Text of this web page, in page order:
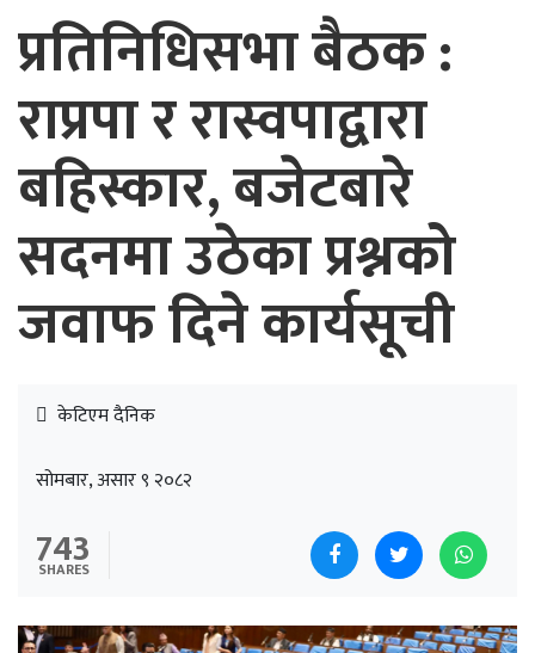
प्रतिनिधिसभा बैठक :
राप्रपा र रास्वपाद्वारा
बहिस्कार, बजेटबारे
सदनमा उठेका प्रश्नको
जवाफ दिने कार्यसूची
केटिएम दैनिक
सोमबार, असार ९ २०८२
743
SHARES